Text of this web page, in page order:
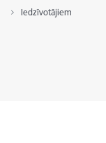
Iedzīvotājiem